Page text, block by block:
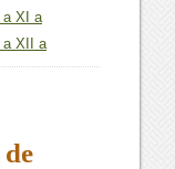
a XI a
a XII a